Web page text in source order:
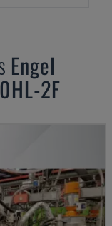
Engel
2F